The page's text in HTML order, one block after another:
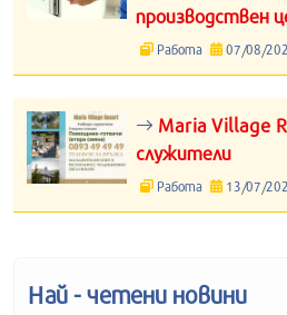
производствен
Работа 07/08/
Maria Village
служители
Работа 13/07/
Най - четени новини